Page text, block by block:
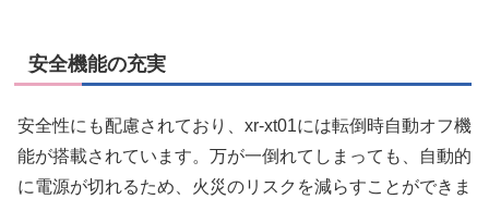
安全機能の充実
安全性にも配慮されており、xr-xt01には転倒時自動オフ機
能が搭載されています。万が一倒れてしまっても、自動的
に電源が切れるため、火災のリスクを減らすことができま